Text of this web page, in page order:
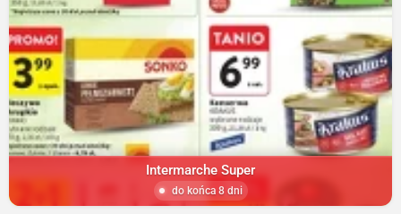
Intermarche Super
do końca 8 dni